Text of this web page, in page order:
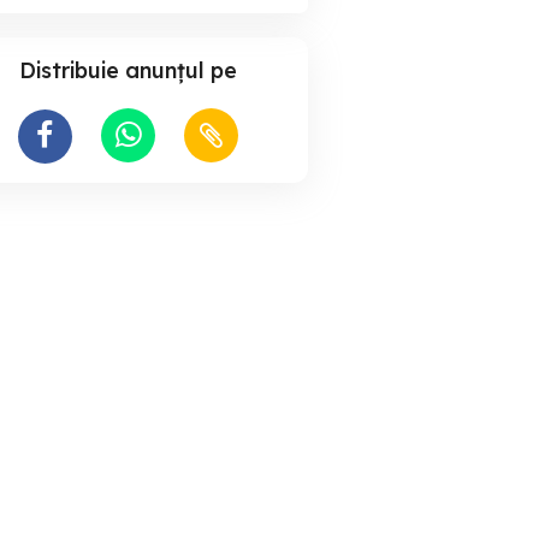
Distribuie anunțul pe